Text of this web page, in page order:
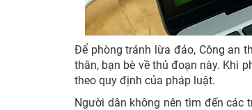
Để phòng tránh lừa đảo, Công an
thân, bạn bè về thủ đoạn này. Khi
theo quy định của pháp luật.
Người dân không nên tìm đến các